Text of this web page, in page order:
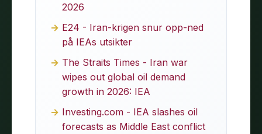
2026
E24 - Iran-krigen snur opp-ned
på IEAs utsikter
The Straits Times - Iran war
wipes out global oil demand
growth in 2026: IEA
Investing.com - IEA slashes oil
forecasts as Middle East conflict